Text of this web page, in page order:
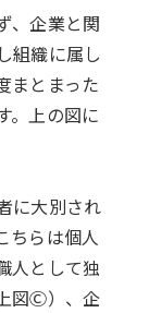
、企業と関
組織に属し
まとまった
。上の図に
に大別され
ちらは個人
人として独
図Ⓒ）、企